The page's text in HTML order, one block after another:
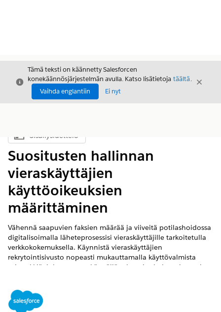
Sulje
Tämä teksti on käännetty Salesforcen
konekäännösjärjestelmän avulla. Katso lisätietoja täältä.
Vaihda englantiin
Ei nyt
Sulje
Näytä sisällysluettelo
Sisällysluettelo
Suositusten hallinnan
vieraskäyttäjien
käyttöoikeuksien
määrittäminen
Vähennä saapuvien faksien määrää ja viiveitä potilashoidossa
digitalisoimalla läheteprosessisi vieraskäyttäjille tarkoitetulla
verkkokokemuksella. Käynnistä vieraskäyttäjien
rekrytointisivusto nopeasti mukauttamalla käyttövalmista
esimerkkiä, joka opastaa käyttäjiä rekrytoinnin luomisessa ja
VAADITUT VERSIOT